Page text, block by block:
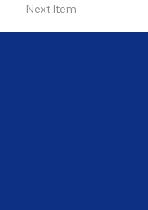
Next Item